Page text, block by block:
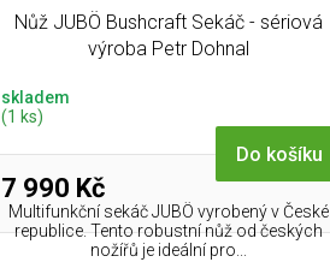
Nůž JUBÖ Bushcraft Sekáč - sériová
výroba Petr Dohnal
skladem
(1 ks)
7 990 Kč
Do košíku
Multifunkční sekáč JUBÖ vyrobený v České
republice. Tento robustní nůž od českých
nožířů je ideální pro...